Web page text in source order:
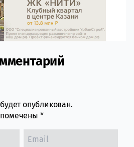
опубликован.
*